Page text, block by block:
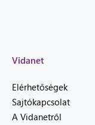
Vidanet
Elérhetőségek
Sajtókapcsolat
A Vidanetről